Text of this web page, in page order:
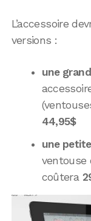
L’accessoire
versions :
une
44,95$
une
ventouse
coûtera